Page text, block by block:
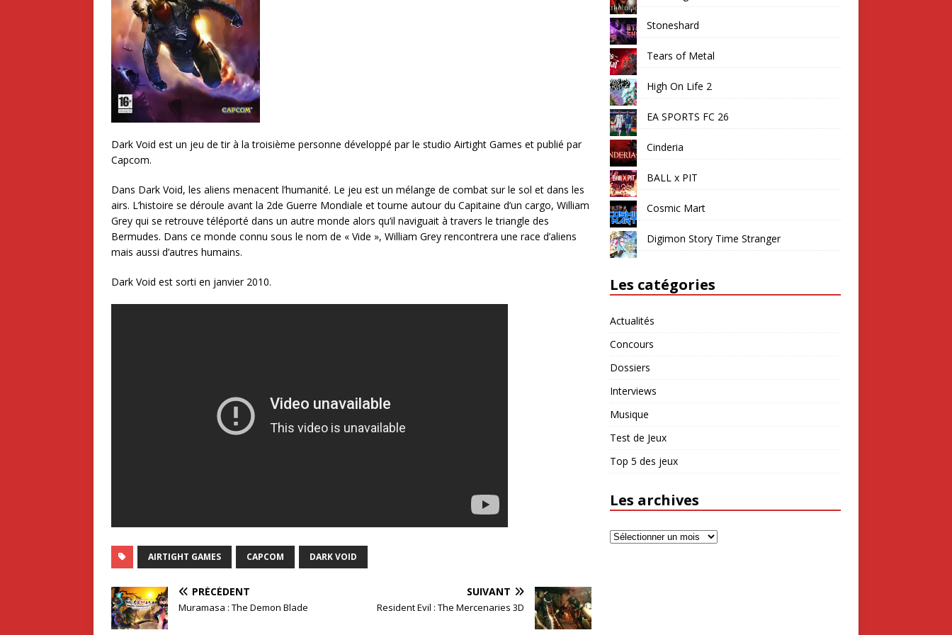
Dark Void est un jeu de tir à la troisième personne développé par le studio Airtight Games et publié par
Capcom.
Dans Dark Void, les aliens menacent l’humanité. Le jeu est un mélange de combat sur le sol et dans les
airs. L’histoire se déroule avant la 2de Guerre Mondiale et tourne autour du Capitaine d’un cargo, William
Grey qui se retrouve téléporté dans un autre monde alors qu’il naviguait à travers le triangle des
Bermudes. Dans ce monde connu sous le nom de « Vide », William Grey rencontrera une race d’aliens
mais aussi d’autres humains.
Dark Void est sorti en janvier 2010.
AIRTIGHT GAMES CAPCOM DARK VOID
PRÉCÉDENT
Muramasa : The Demon Blade
SUIVANT
Resident Evil : The Mercenaries 3D
Stoneshard
Tears of Metal
High On Life 2
EA SPORTS FC 26
Cinderia
BALL x PIT
Cosmic Mart
Digimon Story Time Stranger
Les catégories
Actualités
Concours
Dossiers
Interviews
Musique
Test de Jeux
Top 5 des jeux
Les archives